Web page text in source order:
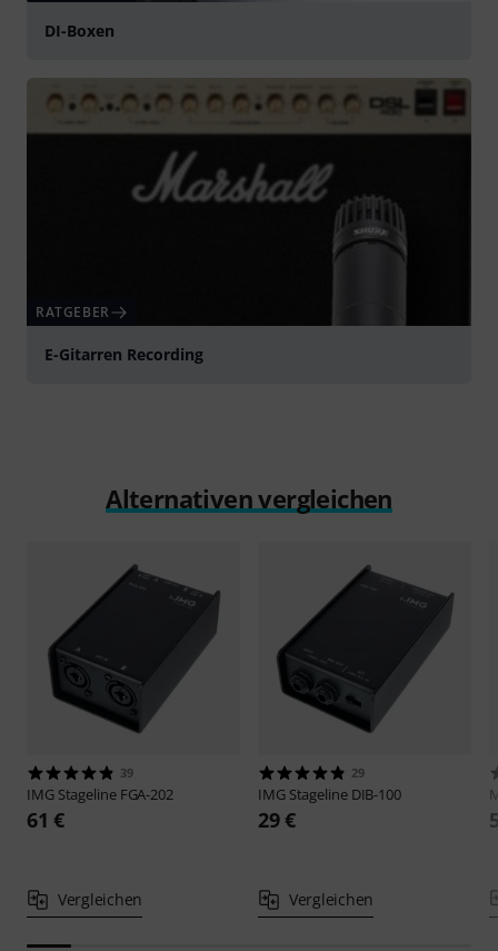
DI-Boxen
RATGEBER
E-Gitarren Recording
Alternativen vergleichen
39
IMG Stageline FGA-202
61 €
Vergleichen
29
IMG Stageline DIB-100
29 €
Vergleichen